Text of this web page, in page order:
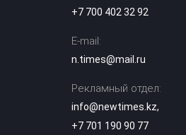
+7 700 402 32 92
E-mail:
n.times@mail.ru
Рекламный отдел:
info@newtimes.kz,
+7 701 190 90 77